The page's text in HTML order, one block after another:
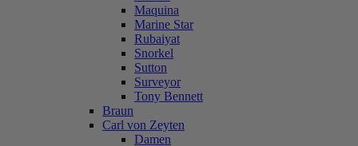
Maquina
Marine Star
Rubaiyat
Snorkel
Sutton
Surveyor
Tony Bennett
Braun
Carl von Zeyten
Damen